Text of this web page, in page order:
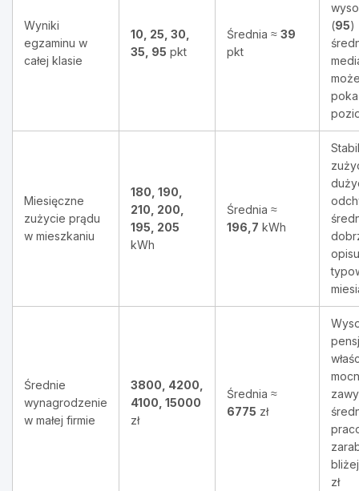
Wyniki
egzaminu w
całej klasie
10, 25, 30,
35, 95 pkt
Średnia ≈ 39
pkt
(95)
Miesięczne
zużycie prądu
w mieszkaniu
180, 190,
210, 200,
195, 205
kWh
Średnia ≈
196,7 kWh
Średnie
wynagrodzenie
w małej firmie
3800, 4200,
4100, 15000
zł
Średnia ≈
6775 zł
zł